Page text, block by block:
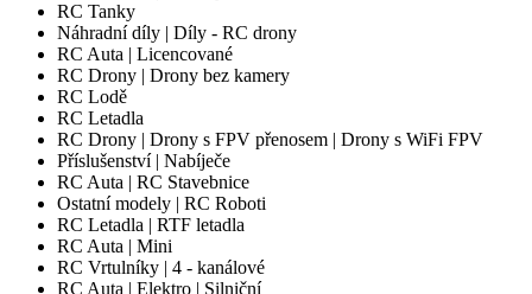
RC Tanky
Náhradní díly | Díly - RC drony
RC Auta | Licencované
RC Drony | Drony bez kamery
RC Lodě
RC Letadla
RC Drony | Drony s FPV přenosem | Drony s WiFi FPV
Příslušenství | Nabíječe
RC Auta | RC Stavebnice
Ostatní modely | RC Roboti
RC Letadla | RTF letadla
RC Auta | Mini
RC Vrtulníky | 4 - kanálové
RC Auta | Elektro | Silniční